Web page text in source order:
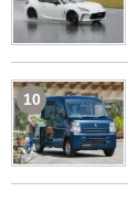
10